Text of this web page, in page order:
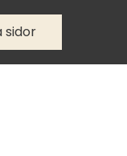
sidor